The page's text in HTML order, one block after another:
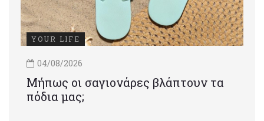
YOUR LIFE
04/08/2026
Μήπως οι σαγιονάρες βλάπτουν τα
πόδια μας;